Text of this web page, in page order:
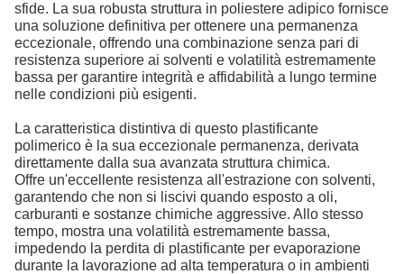
sfide. La sua robusta struttura in poliestere adipico fornisce
una soluzione definitiva per ottenere una permanenza
eccezionale, offrendo una combinazione senza pari di
resistenza superiore ai solventi e volatilità estremamente
bassa per garantire integrità e affidabilità a lungo termine
nelle condizioni più esigenti.
La caratteristica distintiva di questo plastificante
polimerico è la sua eccezionale permanenza, derivata
direttamente dalla sua avanzata struttura chimica.
Offre un'eccellente resistenza all'estrazione con solventi,
garantendo che non si liscivi quando esposto a oli,
carburanti e sostanze chimiche aggressive. Allo stesso
tempo, mostra una volatilità estremamente bassa,
impedendo la perdita di plastificante per evaporazione
durante la lavorazione ad alta temperatura o in ambienti